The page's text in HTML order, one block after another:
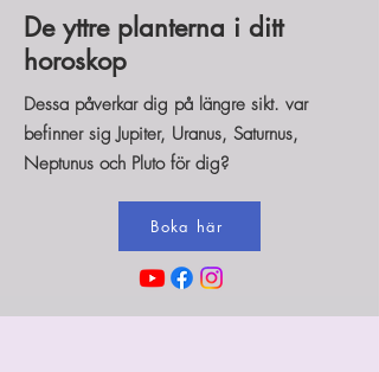
De yttre planterna i ditt
horoskop
Dessa påverkar dig på längre sikt. var
befinner sig Jupiter, Uranus, Saturnus,
Neptunus och Pluto för dig?
Boka här